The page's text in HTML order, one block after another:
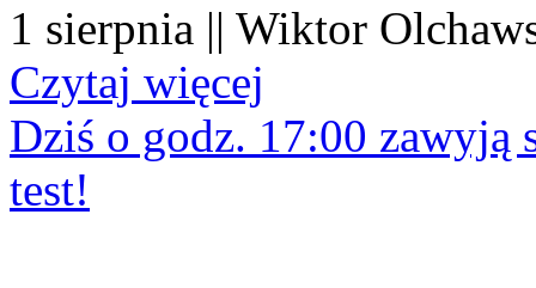
1 sierpnia || Wiktor
Czytaj więcej
Dziś o godz. 17:00 zawyją
test!